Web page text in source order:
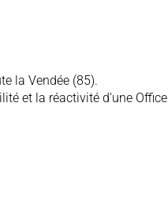
la Vendée (85).
et la réactivité d’une Office